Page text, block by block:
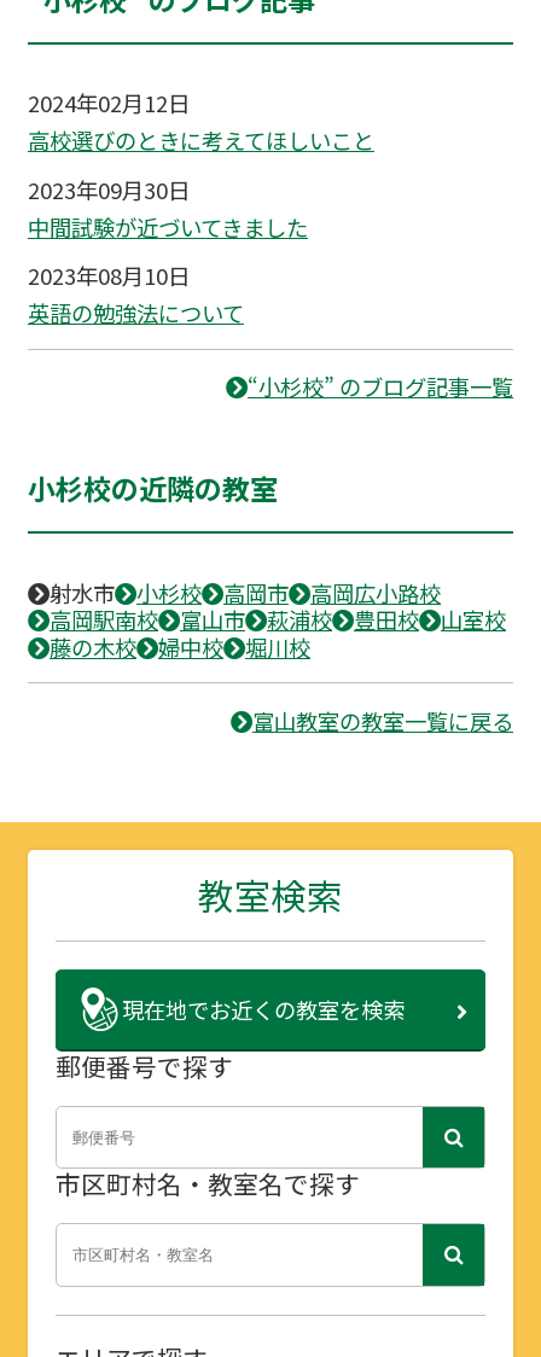
2024年02月12日
高校選びのときに考えてほしいこと
2023年09月30日
中間試験が近づいてきました
2023年08月10日
英語の勉強法について
“小杉校” のブログ記事一覧
小杉校の近隣の教室
射水市 小杉校 高岡市
高岡広小路校
高岡駅南校
富山市 萩浦校 豊田校
山室校
藤の木校
婦中校 堀川校
富山教室の教室一覧に戻る
教室検索
現在地でお近くの教室を検索
郵便番号で探す
市区町村名・教室名で探す